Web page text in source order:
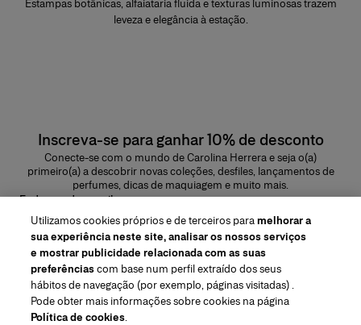
Estampas botânicas, alfaiataria fluida e texturas luminosas trazem
leveza e elegância à estação.
Inscreva-se para ganhar 10% de desconto
Conecte-se com o mundo de Carolina Herrera e seja o(a)
primeiro(a) a descobrir novas coleções, desfiles, lançamentos de
perfumes, dicas de maquiagem e muito mais.
Endereço de e-mail
ENVIAR
Região/Idioma
Utilizamos cookies próprios e de terceiros paramelhorar a
sua experiência neste site, analisar os nossos serviços
e mostrar publicidade relacionada com as suas
preferênciascom base num perfil extraído dos seus
hábitos de navegação (por exemplo, páginas visitadas) .
Pode obter mais informações sobre cookies na página
Política de cookies.